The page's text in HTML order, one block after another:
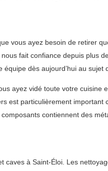
vous ayez besoin de retirer
fait confiance depuis plus
dès aujourd’hui au
ayez vidé toute votre cuisine
est particulièrement
contiennent des
à Saint-Éloi. Les